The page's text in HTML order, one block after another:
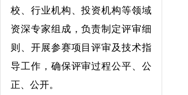
校、行业机构、投资机构等领域
资深专家组成，负责制定评审细
则、开展参赛项目评审及技术指
导工作，确保评审过程公平、公
正、公开。